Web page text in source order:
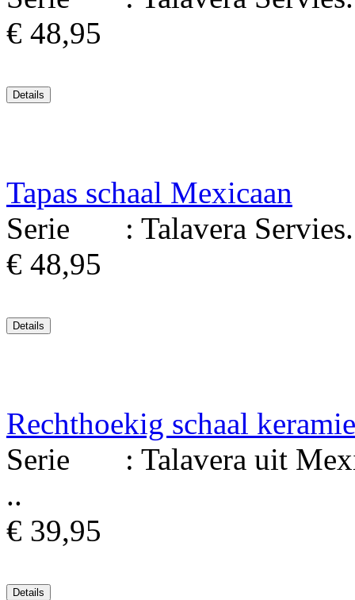
€ 48,95
Tapas schaal Mexicaan
Serie : Talavera Servies.
€ 48,95
Rechthoekig schaal
Serie : Talavera uit
..
€ 39,95